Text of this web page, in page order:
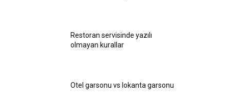
Restoran servisinde yazılı
olmayan kurallar
Otel garsonu vs lokanta garsonu